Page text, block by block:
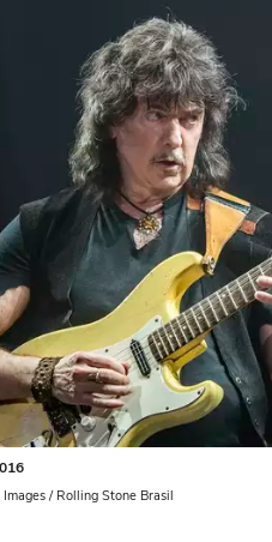
/ Rolling Stone Brasil